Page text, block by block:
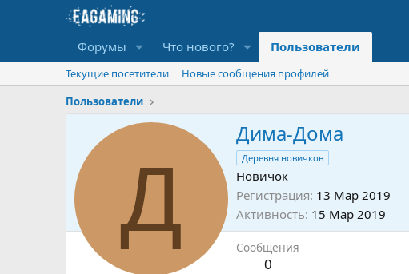
Форумы Что нового? Пользователи
Текущие посетители
Новые сообщения профилей
Пользователи
Д
Дима-Дома
Деревня новичков
Новичок
Регистрация 13 Мар 2019
Активность 15 Мар 2019
Сообщения
0